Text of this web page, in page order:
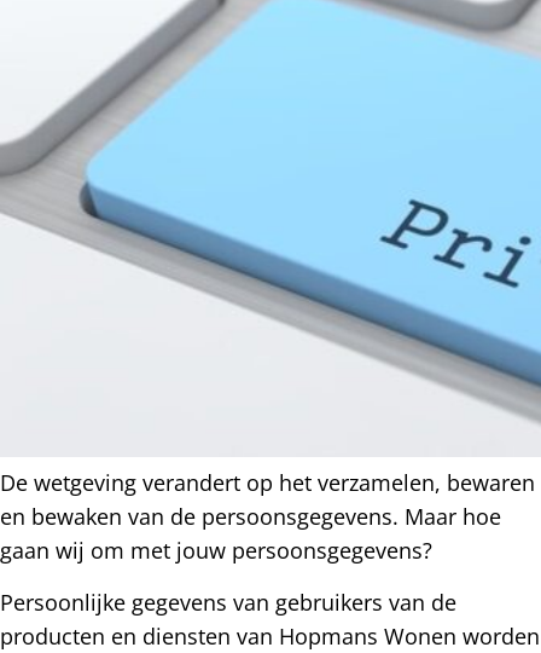
De wetgeving verandert op het verzamelen, bewaren
en bewaken van de persoonsgegevens. Maar hoe
gaan wij om met jouw persoonsgegevens?
Persoonlijke gegevens van gebruikers van de
producten en diensten van Hopmans Wonen worden